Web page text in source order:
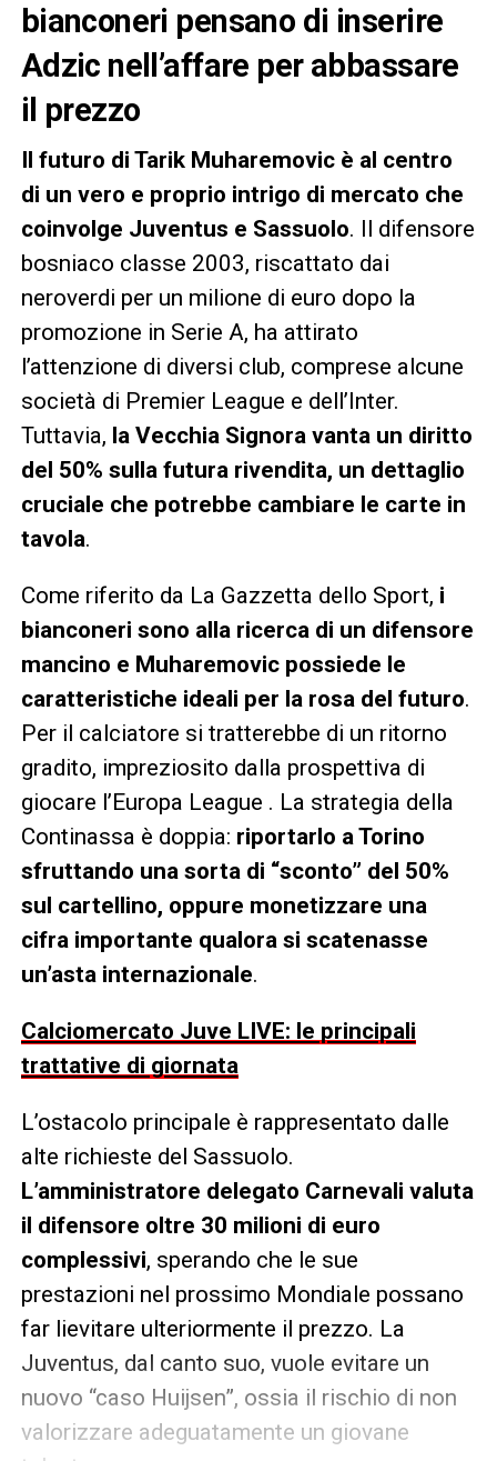
bianconeri pensano di inserire
Adzic nell’affare per abbassare
il prezzo
Il futuro di Tarik Muharemovic è al centro
di un vero e proprio intrigo di mercato che
coinvolge Juventus e Sassuolo. Il difensore
bosniaco classe 2003, riscattato dai
neroverdi per un milione di euro dopo la
promozione in Serie A, ha attirato
l’attenzione di diversi club, comprese alcune
società di Premier League e dell’Inter.
Tuttavia, la Vecchia Signora vanta un diritto
del 50% sulla futura rivendita, un dettaglio
cruciale che potrebbe cambiare le carte in
tavola.
Come riferito da La Gazzetta dello Sport, i
bianconeri sono alla ricerca di un difensore
mancino e Muharemovic possiede le
caratteristiche ideali per la rosa del futuro.
Per il calciatore si tratterebbe di un ritorno
gradito, impreziosito dalla prospettiva di
giocare l’Europa League . La strategia della
Continassa è doppia: riportarlo a Torino
sfruttando una sorta di “sconto” del 50%
sul cartellino, oppure monetizzare una
cifra importante qualora si scatenasse
un’asta internazionale.
Calciomercato Juve LIVE: le principali
trattative di giornata
L’ostacolo principale è rappresentato dalle
alte richieste del Sassuolo.
L’amministratore delegato Carnevali valuta
il difensore oltre 30 milioni di euro
complessivi, sperando che le sue
prestazioni nel prossimo Mondiale possano
far lievitare ulteriormente il prezzo. La
Juventus, dal canto suo, vuole evitare un
nuovo “caso Huijsen”, ossia il rischio di non
valorizzare adeguatamente un giovane